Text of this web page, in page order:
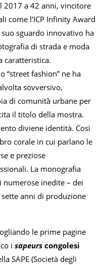
2017 a 42 anni, vincitore
come l’ICP Infinity Award
sguardo innovativo ha
di strada e moda
caratteristica.
“street fashion” ne ha
sovversivo,
di comunità̀ urbane per
il titolo della mostra.
diviene identità. Così
corale in cui parlano le
e preziose
La monografia
inedite – dei
anni di produzione
le prime pagine
i sapeurs congolesi
SAPE (Società degli